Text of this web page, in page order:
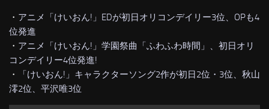
・ アニメ「けいおん!」EDが初日オリコンデイリー3位、OPも4
位発進
・ アニメ「けいおん!」学園祭曲「ふわふわ時間」、初日オリ
コンデイリー4位発進!
・
「けいおん!」キャラクターソング2作が初日2位・3位、秋山
澪2位、平沢唯3位